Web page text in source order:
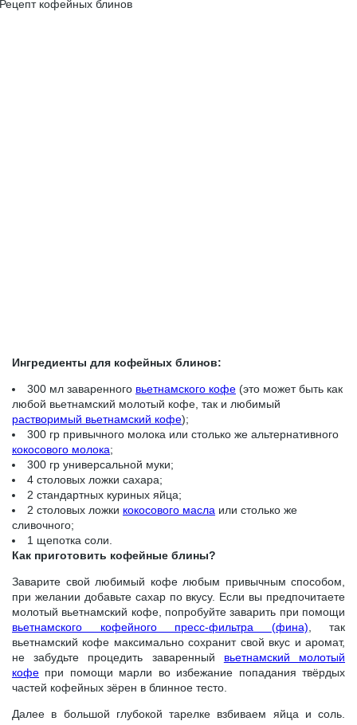
Ингредиенты для кофейных блинов:
300 мл заваренного вьетнамского кофе (это может быть как
любой вьетнамский молотый кофе, так и любимый
растворимый вьетнамский кофе);
300 гр привычного молока или столько же альтернативного
кокосового молока;
300 гр универсальной муки;
4 столовых ложки сахара;
2 стандартных куриных яйца;
2 столовых ложки кокосового масла или столько же
сливочного;
1 щепотка соли.
Как приготовить кофейные блины?
Заварите свой любимый кофе любым привычным способом,
при желании добавьте сахар по вкусу. Если вы предпочитаете
молотый вьетнамский кофе, попробуйте заварить при помощи
вьетнамского кофейного пресс-фильтра (фина) , так
вьетнамский кофе максимально сохранит свой вкус и аромат,
не забудьте процедить заваренный вьетнамский молотый
кофе при помощи марли во избежание попадания твёрдых
частей кофейных зёрен в блинное тесто.
Далее в большой глубокой тарелке взбиваем яйца и соль.